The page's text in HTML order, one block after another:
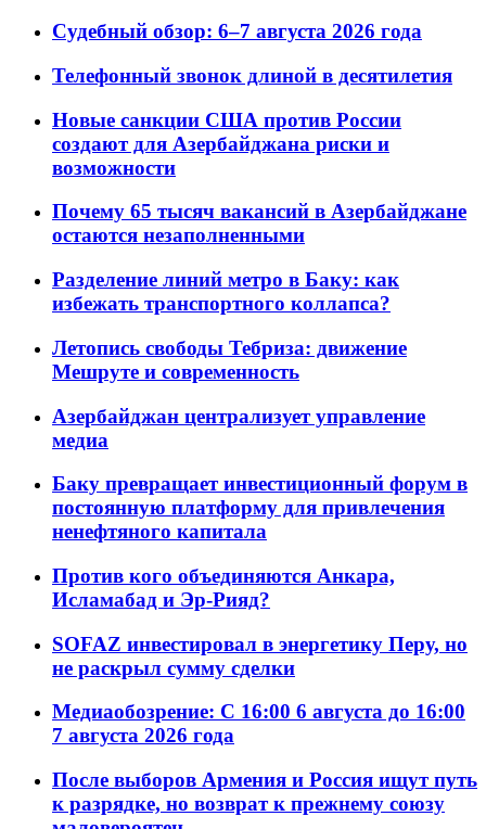
Судебный обзор: 6–7 августа 2026 года
Телефонный звонок длиной в десятилетия
Новые санкции США против России
создают для Азербайджана риски и
возможности
Почему 65 тысяч вакансий в Азербайджане
остаются незаполненными
Разделение линий метро в Баку: как
избежать транспортного коллапса?
Летопись свободы Тебриза: движение
Мешруте и современность
Азербайджан централизует управление
медиа
Баку превращает инвестиционный форум в
постоянную платформу для привлечения
ненефтяного капитала
Против кого объединяются Анкара,
Исламабад и Эр-Рияд?
SOFAZ инвестировал в энергетику Перу, но
не раскрыл сумму сделки
Медиаобозрение: С 16:00 6 августа до 16:00
7 августа 2026 года
После выборов Армения и Россия ищут путь
к разрядке, но возврат к прежнему союзу